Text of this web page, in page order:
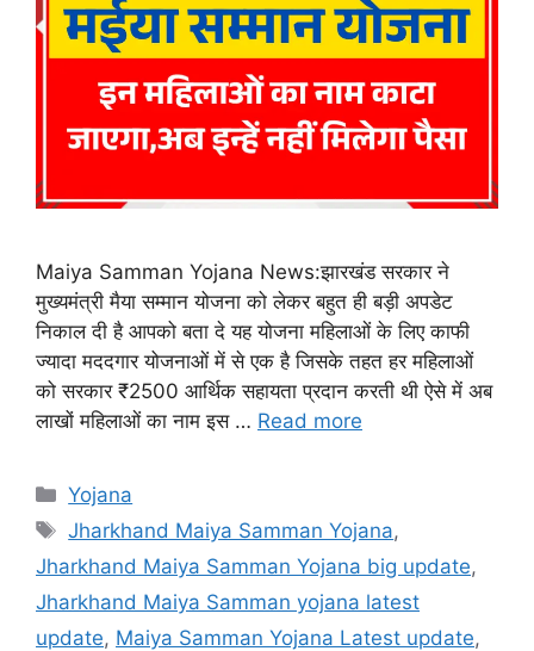
Maiya Samman Yojana News:झारखंड सरकार ने
मुख्यमंत्री मैया सम्मान योजना को लेकर बहुत ही बड़ी अपडेट
निकाल दी है आपको बता दे यह योजना महिलाओं के लिए काफी
ज्यादा मददगार योजनाओं में से एक है जिसके तहत हर महिलाओं
को सरकार ₹2500 आर्थिक सहायता प्रदान करती थी ऐसे में अब
लाखों महिलाओं का नाम इस … Read more
Categories
Yojana
Tags
Jharkhand Maiya Samman Yojana,
Jharkhand Maiya Samman Yojana big update,
Jharkhand Maiya Samman yojana latest
update, Maiya Samman Yojana Latest update,